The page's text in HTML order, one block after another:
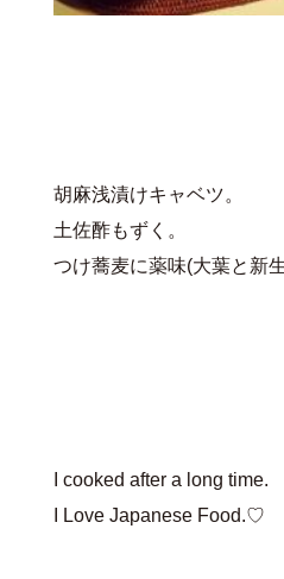
胡麻浅漬けキャベツ。
土佐酢もずく。
つけ蕎麦に薬味(大葉と新
I cooked after a long time.
I Love Japanese Food.♡